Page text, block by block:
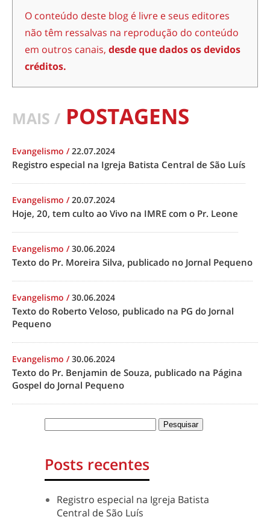
O conteúdo deste blog é livre e seus editores
não têm ressalvas na reprodução do conteúdo
em outros canais, desde que dados os devidos
créditos.
MAIS / POSTAGENS
Evangelismo /22.07.2024
Registro especial na Igreja Batista Central de São Luís
Evangelismo /20.07.2024
Hoje, 20, tem culto ao Vivo na IMRE com o Pr. Leone
Evangelismo /30.06.2024
Texto do Pr. Moreira Silva, publicado no Jornal Pequeno
Evangelismo /30.06.2024
Texto do Roberto Veloso, publicado na PG do Jornal
Pequeno
Evangelismo /30.06.2024
Texto do Pr. Benjamin de Souza, publicado na Página
Gospel do Jornal Pequeno
Posts recentes
Registro especial na Igreja Batista
Central de São Luís